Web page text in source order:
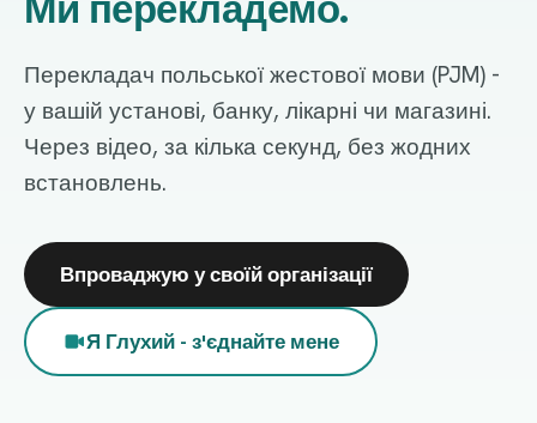
Перекладач польської жестової мови (PJM) -
у вашій установі, банку, лікарні чи магазині.
Через відео, за кілька секунд, без жодних
встановлень.
Впроваджую у своїй організації
Я Глухий - з'єднайте мене